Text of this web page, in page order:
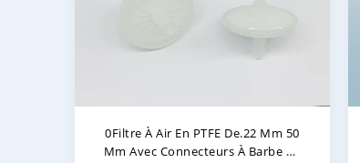
Filtre De Ventilation Bactérienne
En Ligne De 50 Mm Avec